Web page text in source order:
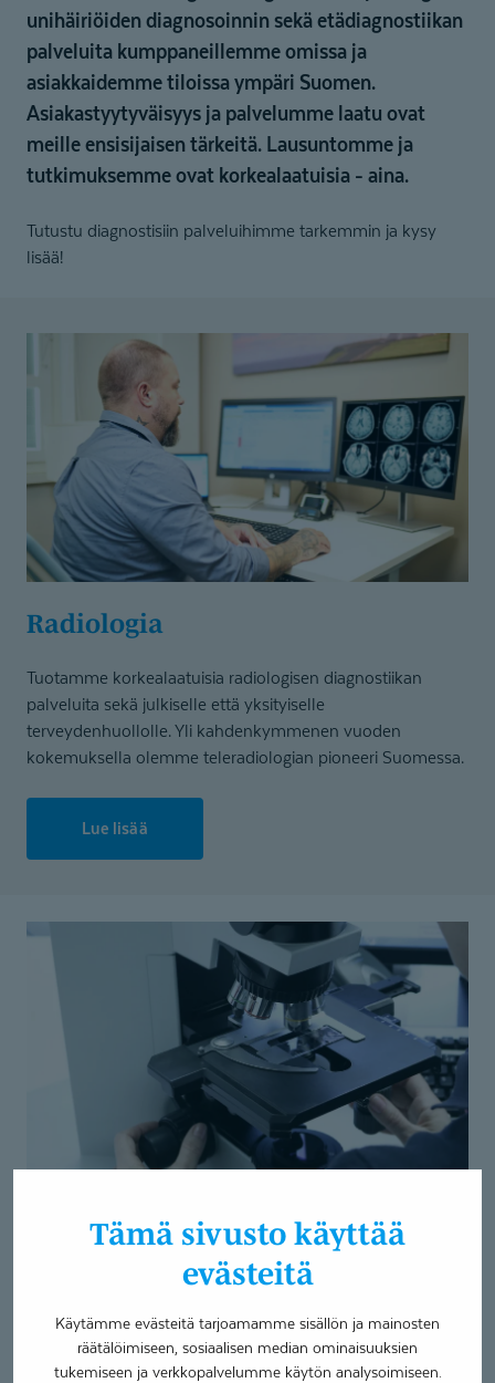
Tämä sivusto käyttää
evästeitä
Käytämme evästeitä tarjoamamme sisällön ja mainosten
räätälöimiseen, sosiaalisen median ominaisuuksien
tukemiseen ja verkkopalvelumme käytön analysoimiseen.
unihäiriöiden diagnosoinnin sekä etädiagnostiikan
palveluita kumppaneillemme omissa ja
asiakkaidemme tiloissa ympäri Suomen.
Asiakastyytyväisyys ja palvelumme laatu ovat
meille ensisijaisen tärkeitä. Lausuntomme ja
tutkimuksemme ovat korkealaatuisia - aina.
Tutustu diagnostisiin palveluihimme tarkemmin ja kysy
lisää!
Radiologia
Tuotamme korkealaatuisia radiologisen diagnostiikan
palveluita sekä julkiselle että yksityiselle
terveydenhuollolle. Yli kahdenkymmenen vuoden
kokemuksella olemme teleradiologian pioneeri Suomessa.
Lue lisää
Tuotamme laadukkaita patologian alan palveluita
yksityisille ja julkisille terveydenhuollon yksiköille.
Asiakkaitamme ovat sairaalat, terveyskeskukset sekä
yksityiset lääkäri- ja hammaslääkärikeskukset Suomessa.